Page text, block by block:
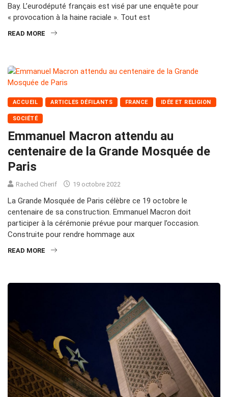
Bay. L’eurodéputé français est visé par une enquête pour
« provocation à la haine raciale ». Tout est
READ MORE
ACCUEIL ARTICLES DÉFILANTS FRANCE IDÉE ET RELIGION
SOCIÉTÉ
Emmanuel Macron attendu au
centenaire de la Grande Mosquée de
Paris
Rached Cherif 19 octobre 2022
La Grande Mosquée de Paris célèbre ce 19 octobre le
centenaire de sa construction. Emmanuel Macron doit
participer à la cérémonie prévue pour marquer l’occasion.
Construite pour rendre hommage aux
READ MORE